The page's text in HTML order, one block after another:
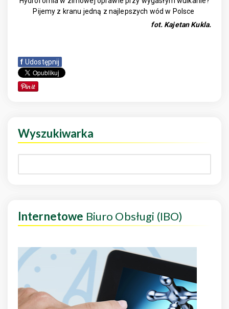
Pijemy z kranu jedną z najlepszych wód w Polsce
fot. Kajetan Kukla.
f Udostępnij
Wyszukiwarka
Internetowe Biuro Obsługi (IBO)